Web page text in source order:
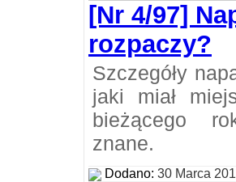
[Nr 4/97]
rozpaczy?
Szczegóły
jaki miał
bieżącego
znane.
Dodano: 30 Marca